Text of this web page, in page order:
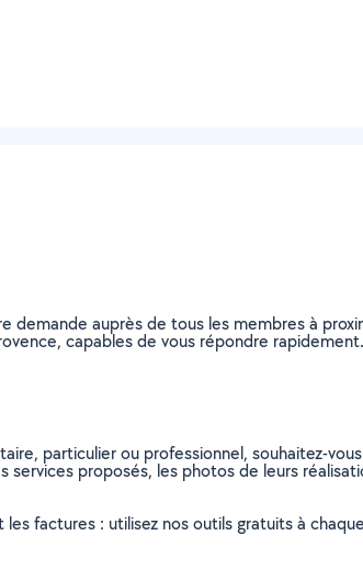
demande auprès de tous les membres à
capables de vous répondre rapidement.
particulier ou professionnel, souhaitez-
services proposés, les photos de leurs
factures : utilisez nos outils gratuits à